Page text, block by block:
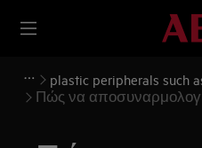
plastic peripherals such
Πώς να